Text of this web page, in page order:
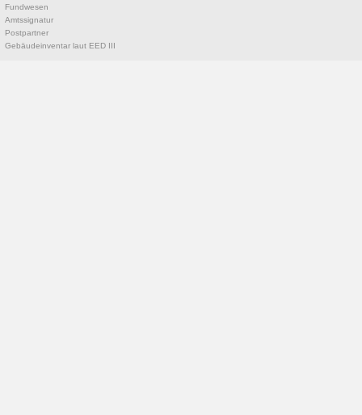
Fundwesen
Amtssignatur
Postpartner
Gebäudeinventar laut EED III